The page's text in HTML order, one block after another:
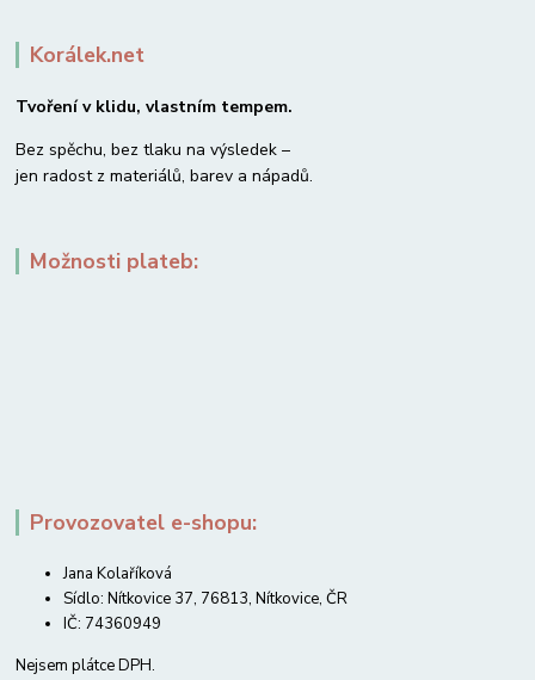
Korálek.net
Tvoření v klidu, vlastním tempem.
Bez spěchu, bez tlaku na výsledek –
jen radost z materiálů, barev a nápadů.
Možnosti plateb:
Provozovatel e-shopu:
Jana Kolaříková
Sídlo: Nítkovice 37, 76813, Nítkovice, ČR
IČ: 74360949
Nejsem plátce DPH.